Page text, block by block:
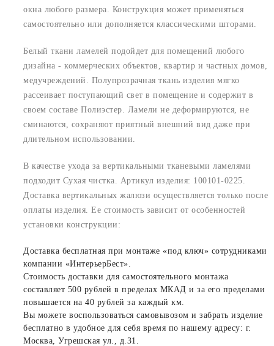
окна любого размера. Конструкция может применяться
самостоятельно или дополняется классическими шторами.
Белый ткани ламелей подойдет для помещений любого
дизайна - коммерческих объектов, квартир и частных домов,
медучреждений. Полупрозрачная ткань изделия мягко
рассеивает поступающий свет в помещение и содержит в
своем составе Полиэстер. Ламели не деформируются, не
сминаются, сохраняют приятный внешний вид даже при
длительном использовании.
В качестве ухода за вертикальными тканевыми ламелями
подходит Сухая чистка. Артикул изделия: 100101-0225.
Доставка вертикальных жалюзи осуществляется только после
оплаты изделия. Ее стоимость зависит от особенностей
установки конструкции:
Доставка бесплатная при монтаже «под ключ» сотрудниками
компании «ИнтерьерБест».
Стоимость доставки для самостоятельного монтажа
составляет 500 рублей в пределах МКАД и за его пределами
повышается на 40 рублей за каждый км.
Вы можете воспользоваться самовывозом и забрать изделие
бесплатно в удобное для себя время по нашему адресу: г.
Москва, Угрешская ул., д.31.